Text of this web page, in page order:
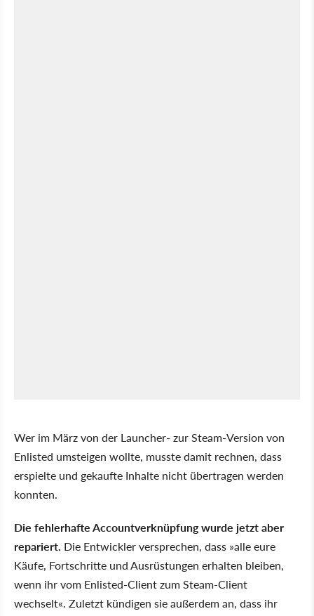
Wer im März von der Launcher- zur Steam-Version von
Enlisted umsteigen wollte, musste damit rechnen, dass
erspielte und gekaufte Inhalte nicht übertragen werden
konnten.
Die fehlerhafte Accountverknüpfung wurde jetzt aber
repariert. Die Entwickler versprechen, dass alle eure
Käufe, Fortschritte und Ausrüstungen erhalten bleiben,
wenn ihr vom Enlisted-Client zum Steam-Client
wechselt . Zuletzt kündigen sie außerdem an, dass ihr